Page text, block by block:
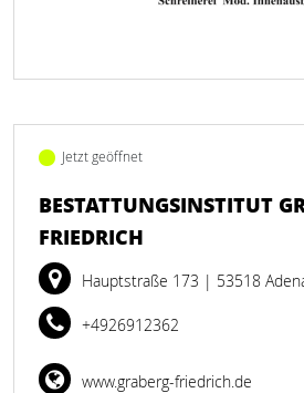
Jetzt geöffnet
BESTATTUNGSINSTITUT
FRIEDRICH
Hauptstraße 173 | 53518
+4926912362
www.graberg-friedrich.de